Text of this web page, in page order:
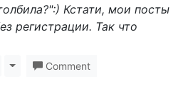
Кстати, мои посты
регистрации. Так что
Toggle Dropdown
Comment